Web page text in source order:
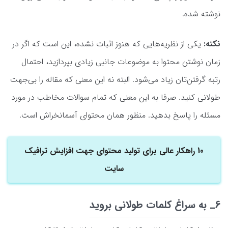
نوشته شده.
نکته: یکی از نظریه‌هایی که هنوز اثبات نشده، این است که اگر در
زمان نوشتن محتوا به موضوعات جانبی زیادی بپردازید، احتمال
رتبه گرفتن‌تان زیاد می‌شود. البته نه این معنی که مقاله را بی‌جهت
طولانی کنید. صرفا به این معنی که تمام سوالات مخاطب در مورد
مسئله را پاسخ بدهید. منظور همان محتوای آسمانخراش است.
10 راهکار عالی برای تولید محتوای جهت افزایش ترافیک
سایت
6_ به سراغ کلمات طولانی بروید